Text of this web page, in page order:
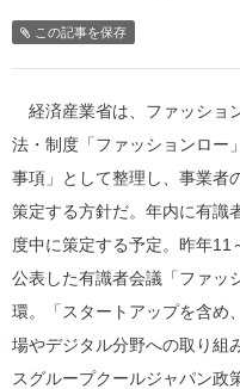
この記事を保存
経済産業省は、ファッショ
法・制度「ファッションロー
事項」として整理し、事業者
策定する方針だ。年内に有識
度中に策定する予定。昨年
公表した有識者会議「ファッ
環。「スタートアップを含め
場やデジタル分野への取り組
スグループクールジャパン政